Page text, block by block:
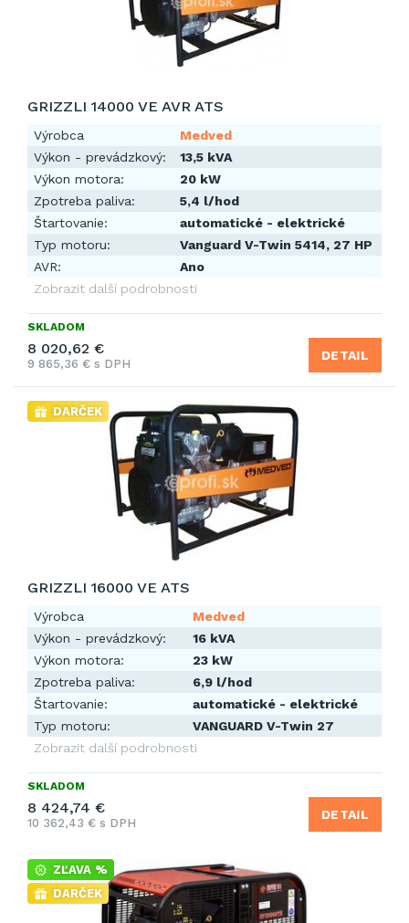
GRIZZLI 14000 VE AVR ATS
Výrobca
Medved
Výkon - prevádzkový:
13,5 kVA
Výkon motora:
20 kW
Zpotreba paliva:
5,4 l/hod
Štartovanie:
automatické - elektrické
Typ motoru:
Vanguard V-Twin 5414, 27 HP
AVR:
Ano
Zobrazit další podrobnosti
SKLADOM
8 020,62 €
9 865,36 € s DPH
DETAIL
DARČEK
GRIZZLI 16000 VE ATS
Výrobca
Medved
Výkon - prevádzkový:
16 kVA
Výkon motora:
23 kW
Zpotreba paliva:
6,9 l/hod
Štartovanie:
automatické - elektrické
Typ motoru:
VANGUARD V-Twin 27
Zobrazit další podrobnosti
SKLADOM
8 424,74 €
10 362,43 € s DPH
DETAIL
ZĽAVA %
DARČEK